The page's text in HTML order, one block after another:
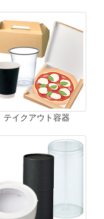
テイクアウト容器